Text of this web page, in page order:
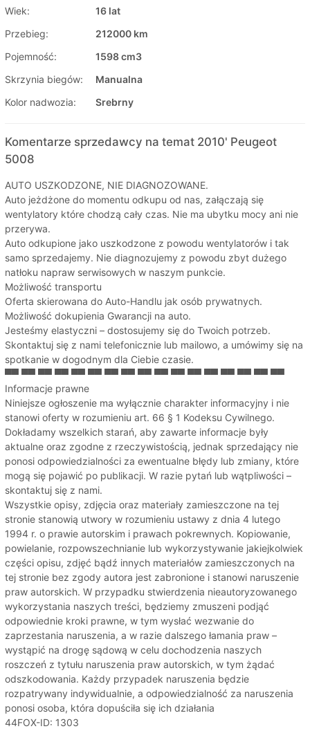
Wiek:
16 lat
Przebieg:
212000 km
Pojemność:
1598 cm3
Skrzynia biegów:
Manualna
Kolor nadwozia:
Srebrny
Komentarze sprzedawcy na temat 2010' Peugeot
5008
AUTO USZKODZONE, NIE DIAGNOZOWANE.
Auto jeżdżone do momentu odkupu od nas, załączają się
wentylatory które chodzą cały czas. Nie ma ubytku mocy ani nie
przerywa.
Auto odkupione jako uszkodzone z powodu wentylatorów i tak
samo sprzedajemy. Nie diagnozujemy z powodu zbyt dużego
natłoku napraw serwisowych w naszym punkcie.
Możliwość transportu
Oferta skierowana do Auto-Handlu jak osób prywatnych.
Możliwość dokupienia Gwarancji na auto.
Jesteśmy elastyczni – dostosujemy się do Twoich potrzeb.
Skontaktuj się z nami telefonicznie lub mailowo, a umówimy się na
spotkanie w dogodnym dla Ciebie czasie.
▀▀ ▀▀ ▀▀ ▀▀ ▀▀ ▀▀ ▀▀ ▀▀ ▀▀ ▀▀ ▀▀ ▀▀ ▀▀ ▀▀ ▀▀ ▀▀ ▀▀
Informacje prawne
Niniejsze ogłoszenie ma wyłącznie charakter informacyjny i nie
stanowi oferty w rozumieniu art. 66 § 1 Kodeksu Cywilnego.
Dokładamy wszelkich starań, aby zawarte informacje były
aktualne oraz zgodne z rzeczywistością, jednak sprzedający nie
ponosi odpowiedzialności za ewentualne błędy lub zmiany, które
mogą się pojawić po publikacji. W razie pytań lub wątpliwości –
skontaktuj się z nami.
Wszystkie opisy, zdjęcia oraz materiały zamieszczone na tej
stronie stanowią utwory w rozumieniu ustawy z dnia 4 lutego
1994 r. o prawie autorskim i prawach pokrewnych. Kopiowanie,
powielanie, rozpowszechnianie lub wykorzystywanie jakiejkolwiek
części opisu, zdjęć bądź innych materiałów zamieszczonych na
tej stronie bez zgody autora jest zabronione i stanowi naruszenie
praw autorskich. W przypadku stwierdzenia nieautoryzowanego
wykorzystania naszych treści, będziemy zmuszeni podjąć
odpowiednie kroki prawne, w tym wysłać wezwanie do
zaprzestania naruszenia, a w razie dalszego łamania praw –
wystąpić na drogę sądową w celu dochodzenia naszych
roszczeń z tytułu naruszenia praw autorskich, w tym żądać
odszkodowania. Każdy przypadek naruszenia będzie
rozpatrywany indywidualnie, a odpowiedzialność za naruszenia
ponosi osoba, która dopuściła się ich działania
44FOX-ID: 1303